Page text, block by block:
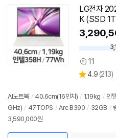
LG전자
K (SSD
우
할
인
상
품
견
11
별
4.9 (상
리
뷰
213)
AI노트북 / 40.6cm(16인치) / 1.19kg / 인
GHz) / 47TOPS / Arc B390 / 32GB /
3,590,000원